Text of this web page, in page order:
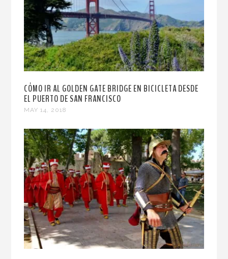
CÓMO IR AL GOLDEN GATE BRIDGE EN BICICLETA DESDE
EL PUERTO DE SAN FRANCISCO
MAY 14, 2018